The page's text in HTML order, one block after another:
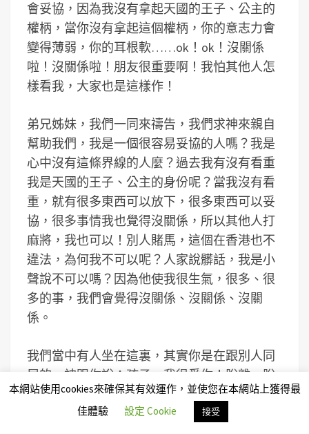
會妥協，因為我沒有拿起天國的王子、公主的
權柄，當你沒有拿起這個權柄，你的意志力會
變得薄弱，你的耳根軟……ok！ok！沒關係
啦！沒關係啦！朋友很重要啊！我怕其他人怎
樣看我，大家也是這樣作！
弟兄姊妹，我們一同來禱告，我們求神來親自
幫助我們，我是一個很容易妥協的人嗎？我是
心中沒有這條界線的人麼？過去我有沒有看重
我是天國的王子、公主的身份呢？當我沒有看
重，就有很多東西可以放下，很多東西可以妥
協，很多事情我也覺得沒關係，所以其他人打
麻將，我也可以！別人賭馬，這個在香港也不
違法，為何我不可以呢？人家說髒話，我是小
聲說不可以嗎？因為他使我很生氣，很多、很
多的事，我們會覺得沒關係、沒關係、沒關
係。
我們當中有人坐在這裏，其實你是在跟別人同
居的，神跟你說：孩子，我很愛你！脫離、脫
離，因為這是不合神心意的關係；我們當中又
有人有很嚴重手淫的問題，包括看色情刊物，
本網站使用cookies來確保其有效運作，並使您在本網站上獲得最
佳體驗
設定 Cookie 接受